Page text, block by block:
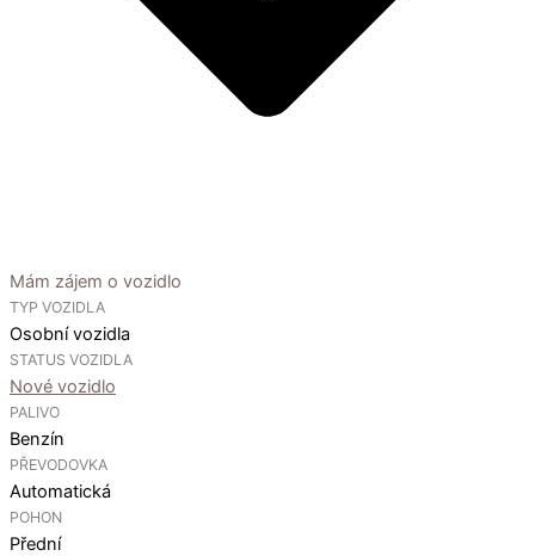
Mám zájem o vozidlo
TYP VOZIDLA
Osobní vozidla
STATUS VOZIDLA
Nové vozidlo
PALIVO
Benzín
PŘEVODOVKA
Automatická
POHON
Přední